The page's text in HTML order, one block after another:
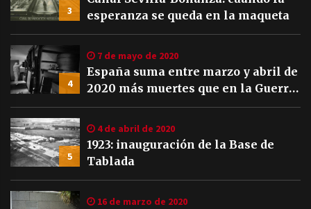
3
esperanza se queda en la maqueta
4
7 de mayo de 2020
España suma entre marzo y abril de
2020 más muertes que en la Guerra
Civil
5
4 de abril de 2020
1923: inauguración de la Base de
Tablada
16 de marzo de 2020